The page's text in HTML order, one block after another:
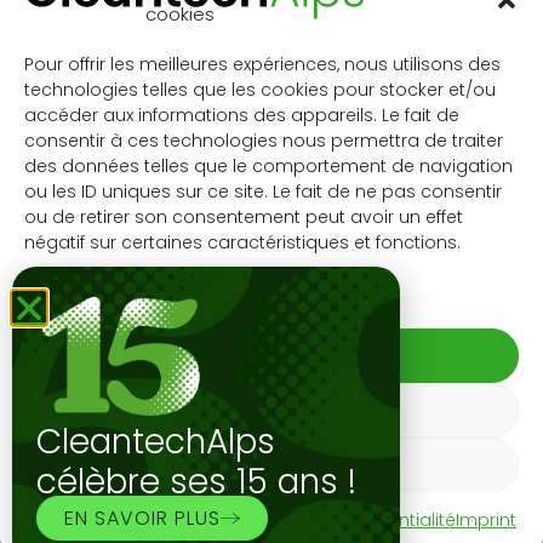
cookies
Pour offrir les meilleures expériences, nous utilisons des
technologies telles que les cookies pour stocker et/ou
accéder aux informations des appareils. Le fait de
consentir à ces technologies nous permettra de traiter
des données telles que le comportement de navigation
ou les ID uniques sur ce site. Le fait de ne pas consentir
ou de retirer son consentement peut avoir un effet
négatif sur certaines caractéristiques et fonctions.
Gérer les services
VOIR LES PRÉFÉRENCES
Politique de cookiesDéclaration de confidentialitéImprint
l’innovation technologique.
Cet événement se déroulera en anglais.
5 bonnes raisons de rejoindre le
Swiss Pavilion
Couverture média et marketing avant et
pendant l’exposition pour vous démarquer.
Vous vous concentrez sur le développement de
vos relations clients – nous nous chargeons de
l’organisation de votre participation.
Identification claire grâce à la bannière suisse –
le label suisse est perçu depuis longtemps
comme un symbole d’innovation et de qualité.
Stand attrayant créant une atmosphère
accueillante.
Utilisation de l’espace commun pour vos
CleantechAlps
célèbre ses 15 ans !
EN SAVOIR PLUS